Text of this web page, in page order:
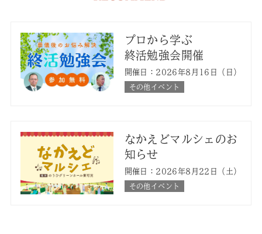
プロから学ぶ
終活勉強会開催
開催日：2026年8月16日（日）
その他イベント
なかえどマルシェのお
知らせ
開催日：2026年8月22日（土）
その他イベント